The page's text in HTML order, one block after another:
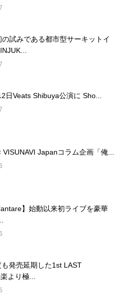
試みである都市型サーキットイ
日Veats Shibuya公演に Sho...
VISUNAVI Japanコラム企画「俺...
】始動以来初ライブを豪華
も発売延期した1st LAST
より極...